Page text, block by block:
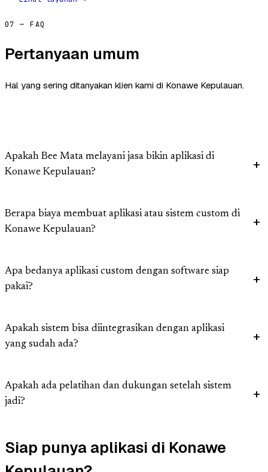
07 — FAQ
Pertanyaan umum
Hal yang sering ditanyakan klien kami di Konawe Kepulauan.
Apakah Bee Mata melayani jasa bikin aplikasi di
Konawe Kepulauan?
Berapa biaya membuat aplikasi atau sistem custom di
Konawe Kepulauan?
Apa bedanya aplikasi custom dengan software siap
pakai?
Apakah sistem bisa diintegrasikan dengan aplikasi
yang sudah ada?
Apakah ada pelatihan dan dukungan setelah sistem
jadi?
Siap punya aplikasi di Konawe